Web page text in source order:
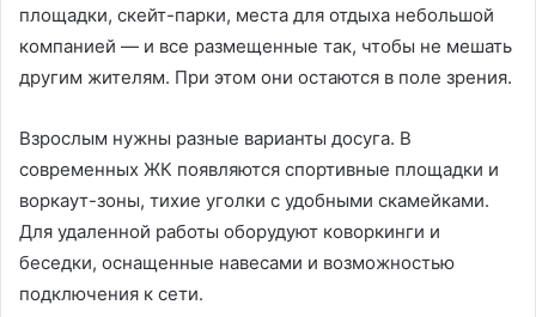
площадки, скейт-парки, места для отдыха небольшой
компанией — и все размещенные так, чтобы не мешать
другим жителям. При этом они остаются в поле зрения.
Взрослым нужны разные варианты досуга. В
современных ЖК появляются спортивные площадки и
воркаут-зоны, тихие уголки с удобными скамейками.
Для удаленной работы оборудуют коворкинги и
беседки, оснащенные навесами и возможностью
подключения к сети.